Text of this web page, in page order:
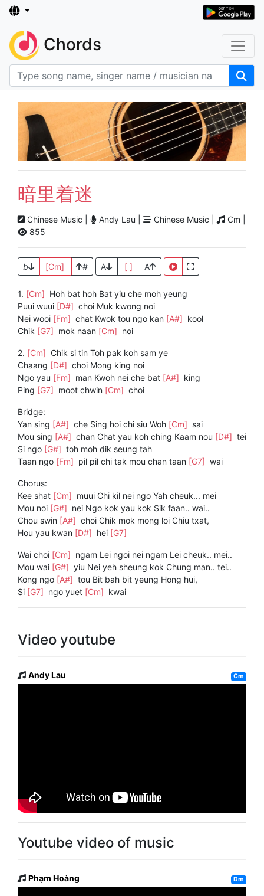
Chords
暗里着迷
Chinese Music | Andy Lau | Chinese Music |
Cm |
855
b [Cm] # A [ ] A
1. [Cm] Hoh bat hoh Bat yiu che moh yeung
Puui wuui [D#] choi Muk kwong noi
Nei wooi [Fm] chat Kwok tou ngo kan [A#] kool
Chik [G7] mok naan [Cm] noi
2. [Cm] Chik si tin Toh pak koh sam ye
Chaang [D#] choi Mong king noi
Ngo yau [Fm] man Kwoh nei che bat [A#] king
Ping [G7] moot chwin [Cm] choi
Bridge:
Yan sing [A#] che Sing hoi chi siu Woh [Cm] sai
Mou sing [A#] chan Chat yau koh ching Kaam nou [D#] tei
Si ngo [G#] toh moh dik seung tah
Taan ngo [Fm] pil pil chi tak mou chan taan [G7] wai
Chorus:
Kee shat [Cm] muui Chi kil nei ngo Yah cheuk... mei
Mou noi [G#] nei Ngo kok yau kok Sik faan.. wai..
Chou swin [A#] choi Chik mok mong loi Chiu txat,
Hou yau kwan [D#] hei [G7]
Wai choi [Cm] ngam Lei ngoi nei ngam Lei cheuk.. mei..
Mou wai [G#] yiu Nei yeh sheung kok Chung man.. tei..
Kong ngo [A#] tou Bit bah bit yeung Hong hui,
Si [G7] ngo yuet [Cm] kwai
Video youtube
Andy Lau Cm
Youtube video of music
Phạm Hoàng Dm